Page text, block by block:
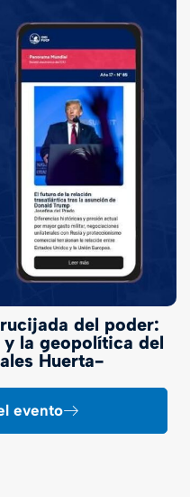
del poder:
la geopolítica del
Huerta-
evento